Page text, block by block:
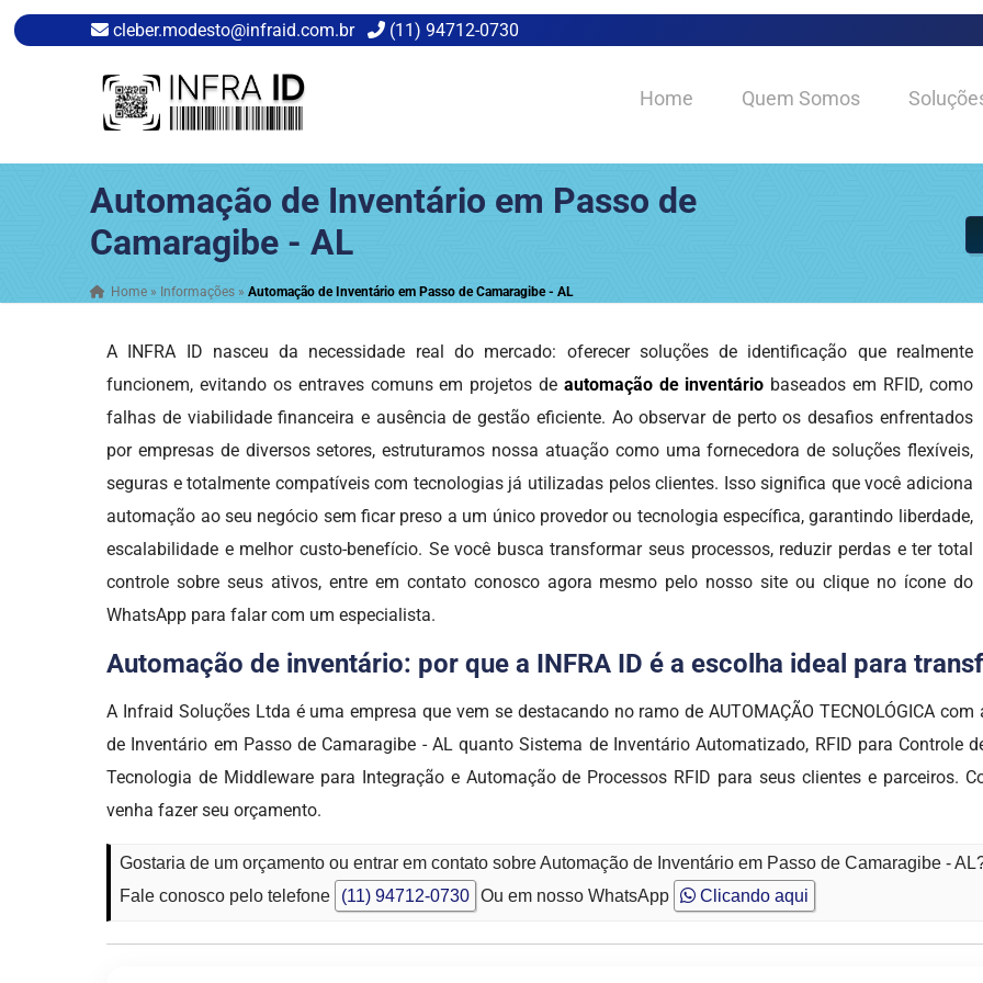
cleber.modesto@infraid.com.br (11) 94712-0730
Home Quem Somos
Automação de Inventário em Passo de
Camaragibe - AL
Home » Informações »Automação de Inventário em Passo de Camaragibe - AL
A INFRA ID nasceu da necessidade real do mercado: oferecer soluções de identificação que realmente
funcionem, evitando os entraves comuns em projetos de automação de inventário baseados em RFID, como
falhas de viabilidade financeira e ausência de gestão eficiente. Ao observar de perto os desafios enfrentados
por empresas de diversos setores, estruturamos nossa atuação como uma fornecedora de soluções flexíveis,
seguras e totalmente compatíveis com tecnologias já utilizadas pelos clientes. Isso significa que você adiciona
automação ao seu negócio sem ficar preso a um único provedor ou tecnologia específica, garantindo liberdade,
escalabilidade e melhor custo-benefício. Se você busca transformar seus processos, reduzir perdas e ter total
controle sobre seus ativos, entre em contato conosco agora mesmo pelo nosso site ou clique no ícone do
WhatsApp para falar com um especialista.
Automação de inventário: por que a INFRA ID é a escolha ideal para
A Infraid Soluções Ltda é uma empresa que vem se destacando no ramo de AUTOMAÇÃO TECNOLÓGICA
de Inventário em Passo de Camaragibe - AL quanto Sistema de Inventário Automatizado, RFID para Controle
Tecnologia de Middleware para Integração e Automação de Processos RFID para seus clientes e parceiros.
venha fazer seu orçamento.
Gostaria de um orçamento ou entrar em contato sobre Automação de Inventário em Passo de Camaragibe -
Fale conosco pelo telefone
(11) 94712-0730 Ou em nosso WhatsApp Clicando aqui